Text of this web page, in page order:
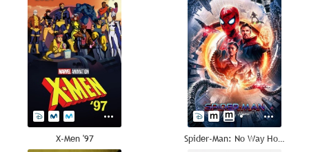
X-Men '97 Spider-Man: No Way Home